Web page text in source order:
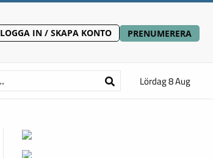
LOGGA IN / SKAPA KONTO PRENUMERERA
Lördag 8 Aug